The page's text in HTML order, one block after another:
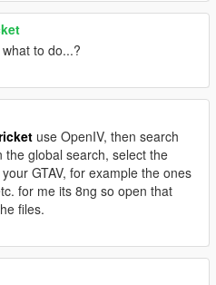
to do...?
use OpenIV, then search
the global search, select the
GTAV, for example the ones
for me its 8ng so open that
files.